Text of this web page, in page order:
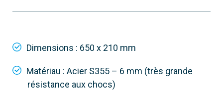
Dimensions : 650 x 210 mm
Matériau : Acier S355 – 6 mm (très grande
résistance aux chocs)